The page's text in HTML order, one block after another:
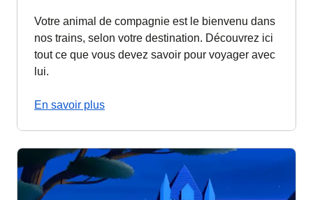
Votre animal de compagnie est le bienvenu dans
nos trains, selon votre destination. Découvrez ici
tout ce que vous devez savoir pour voyager avec
lui.
En savoir plus